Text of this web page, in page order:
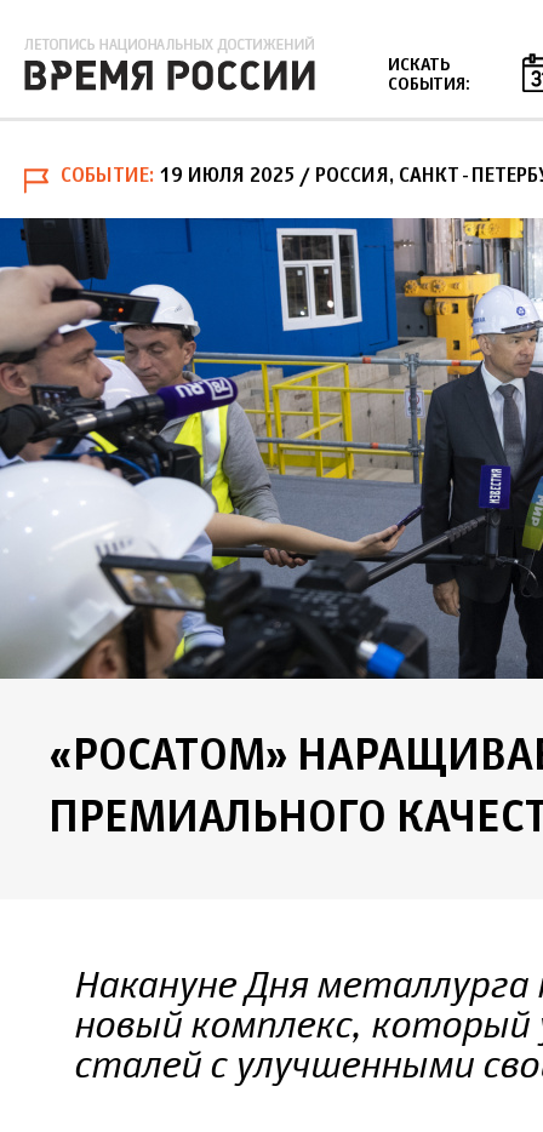
ИСКАТЬ
СОБЫТИЯ:
СОБЫТИЕ 19 ИЮЛЯ 2025 / РОССИЯ, САНКТ-
«РОСАТОМ»
ПРЕМИАЛЬНОГО
Накануне Дня
новый комплекс, который
сталей с улучшенными